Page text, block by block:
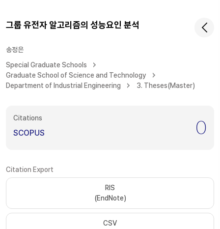
그룹 유전자 알고리즘의 성능요인 분석
송정은
Special Graduate Schools
Graduate School of Science and Technology
Department of Industrial Engineering
3. Theses(Master)
Citations
SCOPUS 0
Citation Export
RIS
(EndNote)
CSV